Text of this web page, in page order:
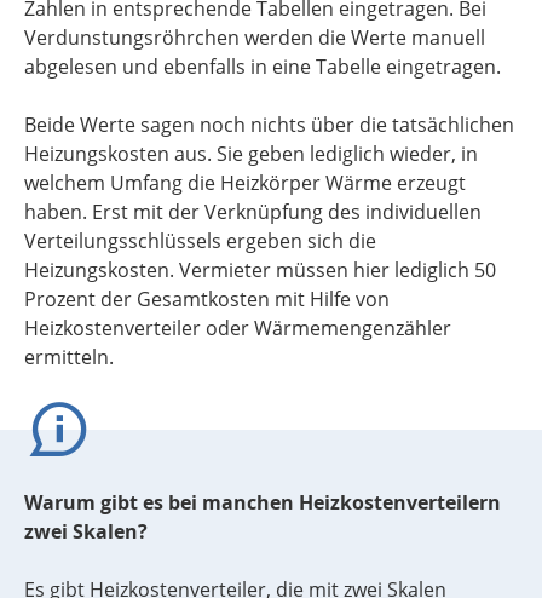
Zahlen in entsprechende Tabellen eingetragen. Bei
Verdunstungsröhrchen werden die Werte manuell
abgelesen und ebenfalls in eine Tabelle eingetragen.
Beide Werte sagen noch nichts über die tatsächlichen
Heizungskosten aus. Sie geben lediglich wieder, in
welchem Umfang die Heizkörper Wärme erzeugt
haben. Erst mit der Verknüpfung des individuellen
Verteilungsschlüssels ergeben sich die
Heizungskosten. Vermieter müssen hier lediglich 50
Prozent der Gesamtkosten mit Hilfe von
Heizkostenverteiler oder Wärmemengenzähler
ermitteln.
Warum gibt es bei manchen Heizkostenverteilern
zwei Skalen?
Es gibt Heizkostenverteiler, die mit zwei Skalen